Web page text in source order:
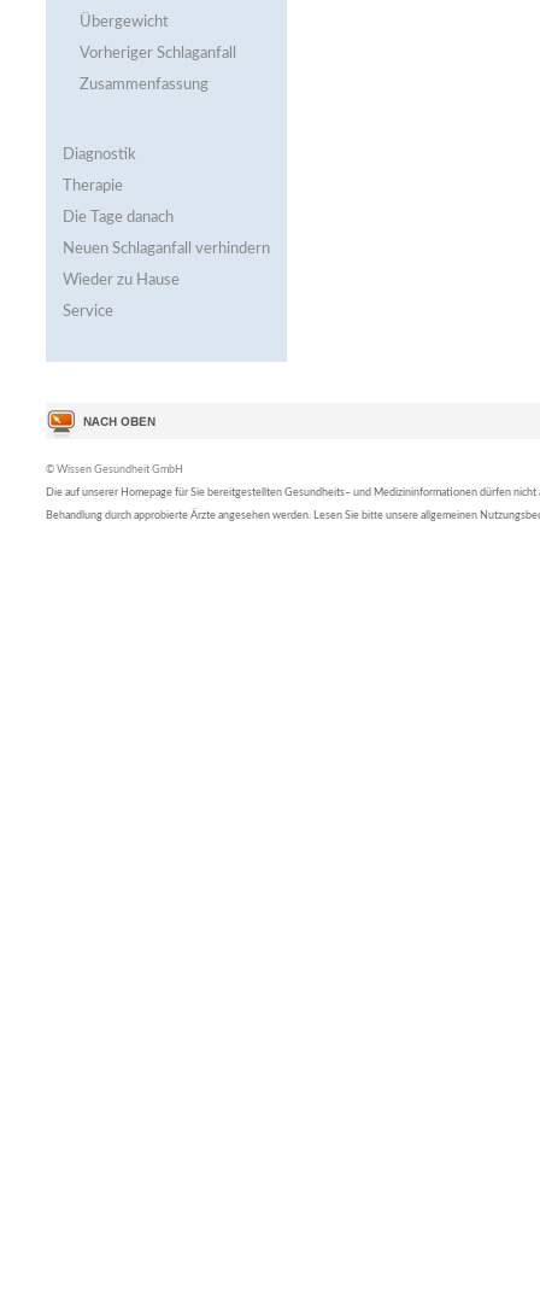
Übergewicht
Vorheriger Schlaganfall
Zusammenfassung
Diagnostik
Therapie
Die Tage danach
Neuen Schlaganfall verhindern
Wieder zu Hause
Service
© Wissen Gesundheit GmbH
Die auf unserer Homepage für Sie bereitgestellten Gesundheits– und Medizininformationen dürfen nicht
Behandlung durch approbierte Ärzte angesehen werden. Lesen Sie bitte unsere allgemeinen